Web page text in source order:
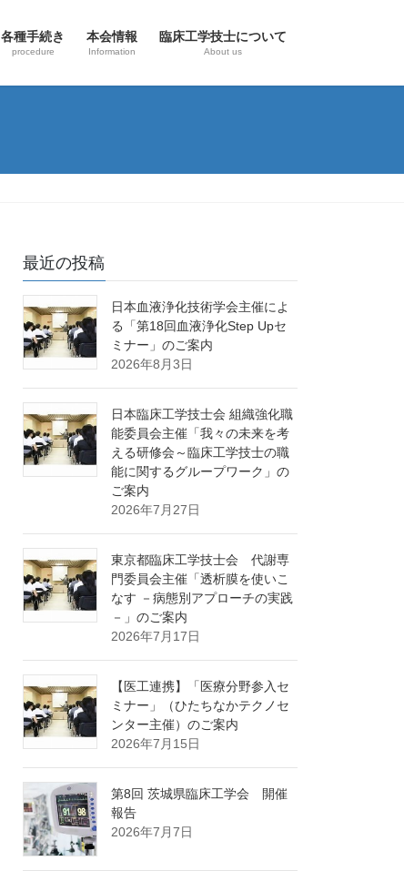
各種手続き
procedure
本会情報
Information
臨床工学技士について
About us
最近の投稿
日本血液浄化技術学会主催によ
る「第18回血液浄化Step Upセ
ミナー」のご案内
2026年8月3日
日本臨床工学技士会 組織強化職
能委員会主催「我々の未来を考
える研修会～臨床工学技士の職
能に関するグループワーク」の
ご案内
2026年7月27日
東京都臨床工学技士会 代謝専
門委員会主催「透析膜を使いこ
なす －病態別アプローチの実践
－」のご案内
2026年7月17日
【医工連携】「医療分野参入セ
ミナー」（ひたちなかテクノセ
ンター主催）のご案内
2026年7月15日
第8回 茨城県臨床工学会 開催
報告
2026年7月7日